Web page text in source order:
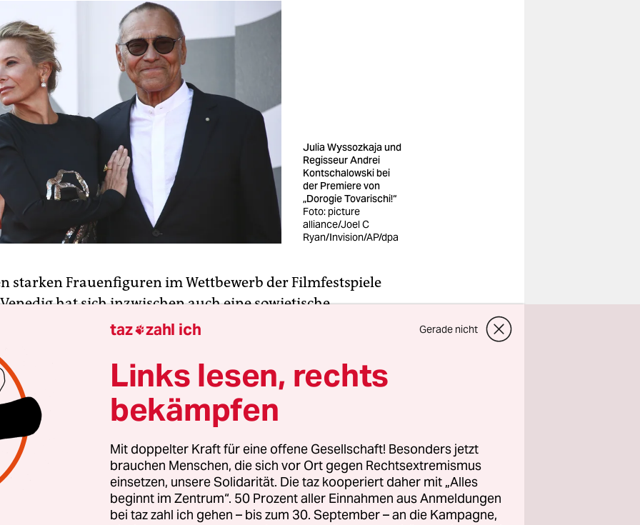
Julia Wyssozkaja und
Regisseur Andrei
Kontschalowski bei
der Premiere von
„Dorogie Tovarischi!“
Foto: picture
alliance/Joel C
Ryan/Invision/AP/dpa
starken Frauenfiguren im Wettbewerb der Filmfestspiele
hat sich inzwischen auch eine sowjetische
gesellt. Sie ist zu erleben in
vom Massaker beim Aufstand in Nowotscherkasskaus
erzählt. Ljudmila, so ihr Name, wird gespielt vonJulia
, die vor vier Jahren in Kontschalowskis ebenfalls zum
von Venedig geladenem Film „Paradies“ als russische
war. Wyssozkaja und Kontschalowski sind privat
taz zahl ich Gerade nicht
Links lesen, rechts
bekämpfen
Mit doppelter Kraft für eine offene Gesellschaft! Besonders jetzt
brauchen Menschen, die sich vor Ort gegen Rechtsextremismus
einsetzen, unsere Solidarität. Die taz kooperiert daher mit „Alles
beginnt im Zentrum“. 50 Prozent aller Einnahmen aus Anmeldungen
bei taz zahl ich gehen – bis zum 30. September – an die Kampagne,